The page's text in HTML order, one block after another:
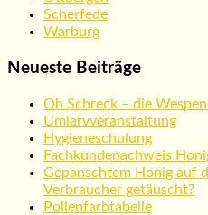
Scherfede
Warburg
Neueste Beiträge
Oh Schreck – die
Umlarvveranstaltung
Hygieneschulung
Fachkundenachweis
Gepanschtem Honig auf
Verbraucher getäuscht?
Pollenfarbtabelle